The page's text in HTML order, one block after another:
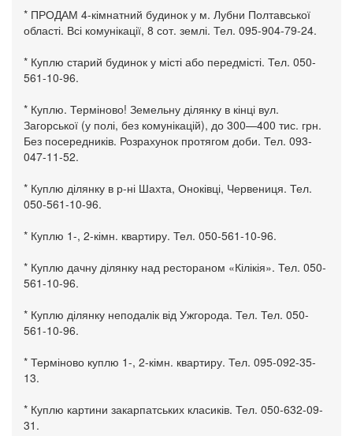
* ПРОДАМ 4-кімнатний будинок у м. Лубни Полтавської
області. Всі комунікації, 8 сот. землі. Тел. 095-904-79-24.
* Куплю старий будинок у місті або передмісті. Тел. 050-
561-10-96.
* Куплю. Терміново! Земельну ділянку в кінці вул.
Загорської (у полі, без комунікацій), до 300—400 тис. грн.
Без посередників. Розрахунок протягом доби. Тел. 093-
047-11-52.
* Куплю ділянку в р-ні Шахта, Оноківці, Червениця. Тел.
050-561-10-96.
* Куплю 1-, 2-кімн. квартиру. Тел. 050-561-10-96.
* Куплю дачну ділянку над рестораном «Кілікія». Тел. 050-
561-10-96.
* Куплю ділянку неподалік від Ужгорода. Тел. Тел. 050-
561-10-96.
* Терміново куплю 1-, 2-кімн. квартиру. Тел. 095-092-35-
13.
* Куплю картини закарпатських класиків. Тел. 050-632-09-
31.